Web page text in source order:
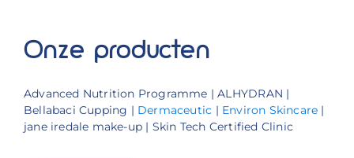
Onze producten
Advanced Nutrition Programme | ALHYDRAN |
Bellabaci Cupping | Dermaceutic | Environ Skincare |
jane iredale make-up | Skin Tech Certified Clinic